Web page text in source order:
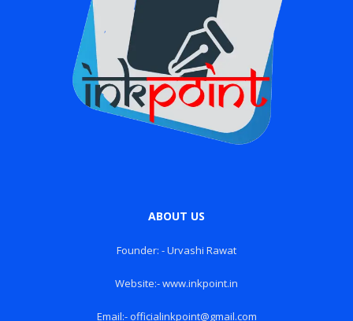
ABOUT US
Founder: - Urvashi Rawat
Website:- www.inkpoint.in
Email:- officialinkpoint@gmail.com